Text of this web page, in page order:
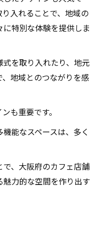
入れることで、地域の
特別な体験を提供しま
を取り入れたり、地元
地域とのつながりを感
も重要です。
能なスペースは、多く
、大阪府のカフェ店舗
力的な空間を作り出す